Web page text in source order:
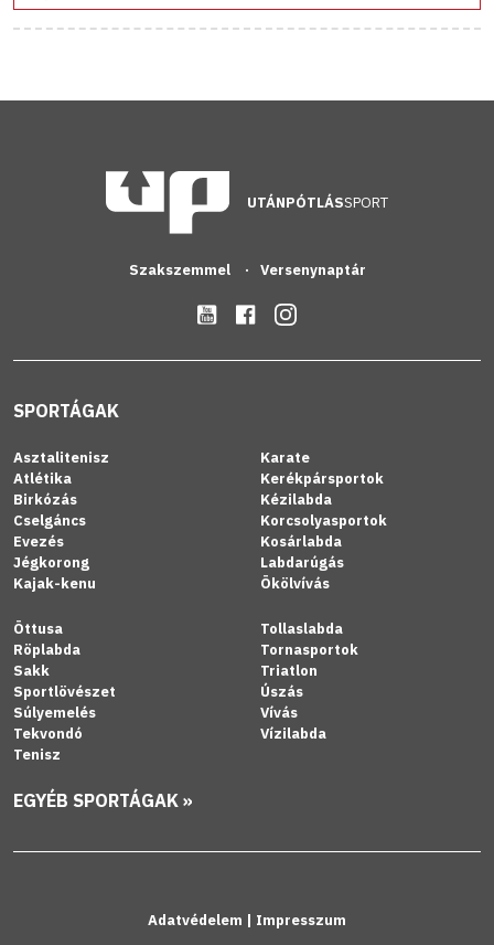
UTÁNPÓTLÁSSPORT
Szakszemmel Versenynaptár
SPORTÁGAK
Asztalitenisz
Atlétika
Birkózás
Cselgáncs
Evezés
Jégkorong
Kajak-kenu
Karate
Kerékpársportok
Kézilabda
Korcsolyasportok
Kosárlabda
Labdarúgás
Ökölvívás
Öttusa
Röplabda
Sakk
Sportlövészet
Súlyemelés
Tekvondó
Tenisz
Tollaslabda
Tornasportok
Triatlon
Úszás
Vívás
Vízilabda
EGYÉB SPORTÁGAK »
Adatvédelem | Impresszum